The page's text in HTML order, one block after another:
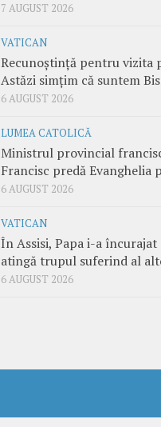
7 AUGUST 2026
VATICAN
Recunoștință pentru vizita
Astăzi simțim că suntem
6 AUGUST 2026
LUMEA CATOLICĂ
Ministrul provincial
Francisc predă Evanghelia
6 AUGUST 2026
VATICAN
În Assisi, Papa i-a
atingă trupul suferind al
6 AUGUST 2026